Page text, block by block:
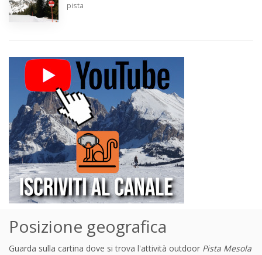
pista
Posizione geografica
Guarda sulla cartina dove si trova l'attività outdoor Pista Mesola